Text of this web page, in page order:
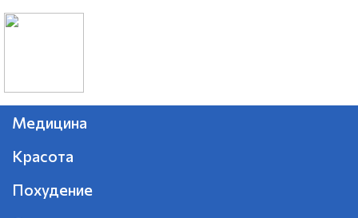
Медицина
Красота
Похудение